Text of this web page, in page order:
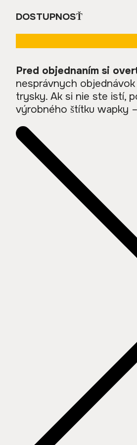
DOSTUPNOSŤ
Pred objednaním si
nesprávnych
trysky. Ak si nie ste istí,
výrobného štítku wapky